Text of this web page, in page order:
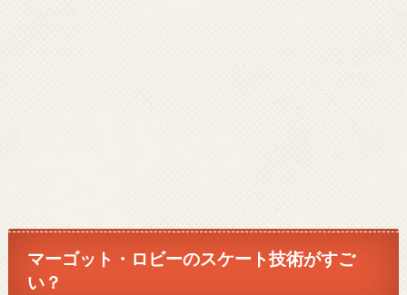
マーゴット・ロビーのスケート技術がすご
い？